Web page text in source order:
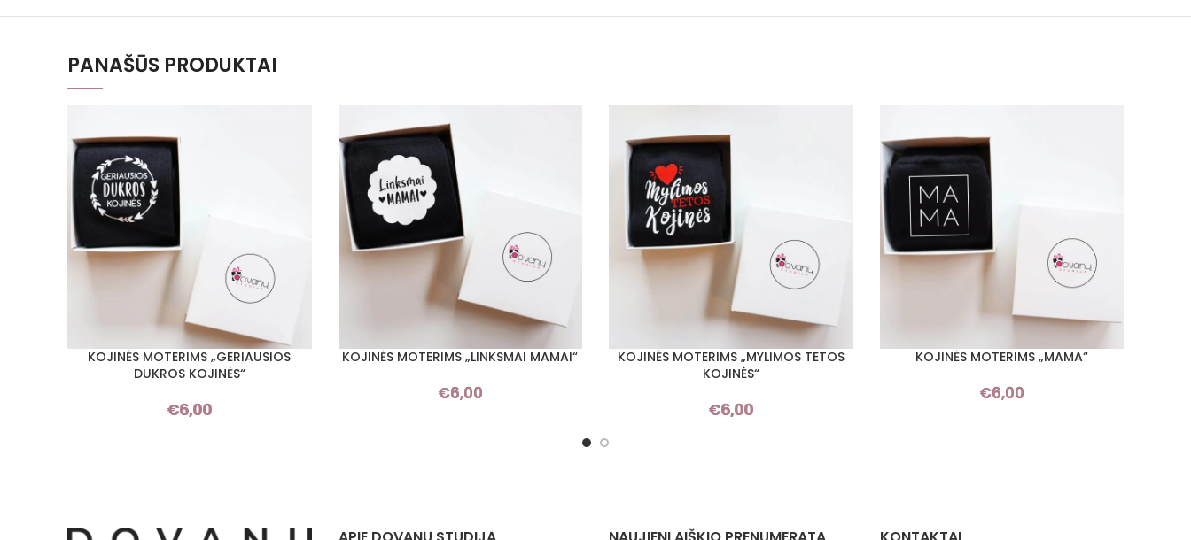
PANAŠŪS PRODUKTAI
PASIRINKTI SAVYBES
KOJINĖS MOTERIMS „GERIAUSIOS
DUKROS KOJINĖS“
€6,00
PASIRINKTI SAVYBES
KOJINĖS MOTERIMS „LINKSMAI MAMAI“
€6,00
PASIRINKTI SAVYBES
KOJINĖS MOTERIMS „MYLIMOS TETOS
KOJINĖS“
€6,00
PASIRINKTI SAVYBES
KOJINĖS MOTERIMS „MAMA“
€6,00